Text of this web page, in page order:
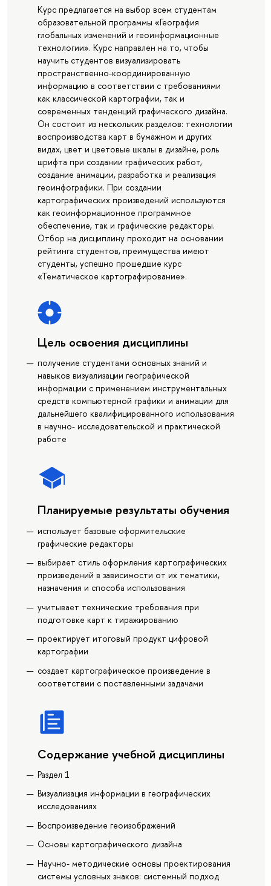
Курс предлагается на выбор всем студентам
образовательной программы «География
глобальных изменений и геоинформационные
технологии». Курс направлен на то, чтобы
научить студентов визуализировать
пространственно-координированную
информацию в соответствии с требованиями
как классической картографии, так и
современных тенденций графического дизайна.
Он состоит из нескольких разделов: технологии
воспроизводства карт в бумажном и других
видах, цвет и цветовые шкалы в дизайне, роль
шрифта при создании графических работ,
создание анимации, разработка и реализация
геоинфографики. При создании
картографических произведений используются
как геоинформационное программное
обеспечение, так и графические редакторы.
Отбор на дисциплину проходит на основании
рейтинга студентов, преимущества имеют
студенты, успешно прошедшие курс
«Тематическое картографирование».
Цель освоения дисциплины
получение студентами основных знаний и
навыков визуализации географической
информации с применением инструментальных
средств компьютерной графики и анимации для
дальнейшего квалифицированного использования
в научно- исследовательской и практической
работе
Планируемые результаты обучения
использует базовые оформительские
графические редакторы
выбирает стиль оформления картографических
произведений в зависимости от их тематики,
назначения и способа использования
учитывает технические требования при
подготовке карт к тиражированию
проектирует итоговый продукт цифровой
картографии
создает картографическое произведение в
соответствии с поставленными задачами
Содержание учебной дисциплины
Раздел 1
Визуализация информации в географических
исследованиях
Воспроизведение геоизображений
Основы картографического дизайна
Научно- методические основы проектирования
системы условных знаков: системный подход